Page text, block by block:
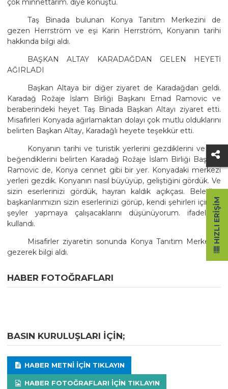
çok minnettarım. diye konuştu.
Taş Binada bulunan Konya Tanıtım Merkezini de
gezen Herrström ve eşi Karin Herrström, Konyanın tarihi
hakkında bilgi aldı.
BAŞKAN ALTAY KARADAĞDAN GELEN HEYETİ
AĞIRLADI
Başkan Altaya bir diğer ziyaret de Karadağdan geldi.
Karadağ Rožaje İslam Birliği Başkanı Ernad Ramovic ve
beraberindeki heyet Taş Binada Başkan Altayı ziyaret etti.
Misafirleri Konyada ağırlamaktan dolayı çok mutlu olduklarını
belirten Başkan Altay, Karadağlı heyete teşekkür etti.
Konyanın tarihi ve turistik yerlerini gezdiklerini ve çok
beğendiklerini belirten Karadağ Rožaje İslam Birliği Başkanı
Ramovic de, Konya cennet gibi bir yer. Konyadaki merkezi
yerleri gezdik. Konyanın nasıl büyüyüp, geliştiğini gördük. Ve
sizin eserlerinizi gördük, hayran kaldık açıkçası. Belediye
başkanlarımızın sizin eserlerinizi görüp, kendi şehirleri için bir
şeyler yapmaya çalışacaklarını düşünüyorum. ifadelerini
kullandı.
Misafirler ziyaretin sonunda Konya Tanıtım Merkezini
gezerek bilgi aldı.
HABER FOTOĞRAFLARI
BASIN KURULUŞLARI IÇIN;
HABER METNI IÇIN TIKLAYIN
HABER FOTOĞRAFLARI IÇIN TIKLAYIN
HIZLI ERIŞIM